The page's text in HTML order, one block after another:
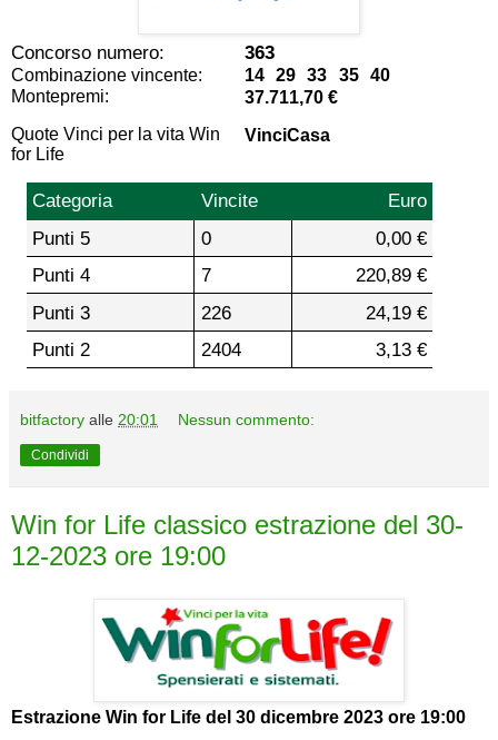
Concorso numero: 363
Combinazione vincente:
14 29 33 35 40
Montepremi:
37.711,70 €
Quote Vinci per la vita Win
for Life
VinciCasa
Categoria Vincite
Euro
Punti 5
0
0,00 €
Punti 4
7
220,89 €
Punti 3
226
24,19 €
Punti 2
2404 3,13 €
bitfactory alle 20:01 Nessun commento:
Condividi
Win for Life classico estrazione del 30-
12-2023 ore 19:00
Estrazione Win for Life del 30 dicembre 2023 ore 19:00